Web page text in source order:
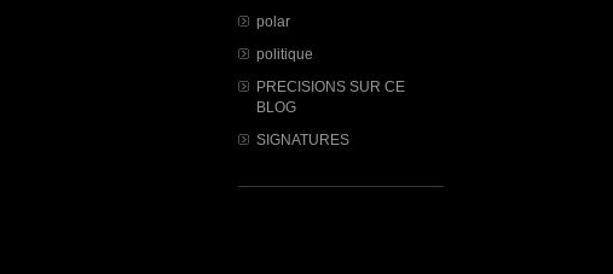
polar
politique
PRECISIONS SUR CE
BLOG
SIGNATURES